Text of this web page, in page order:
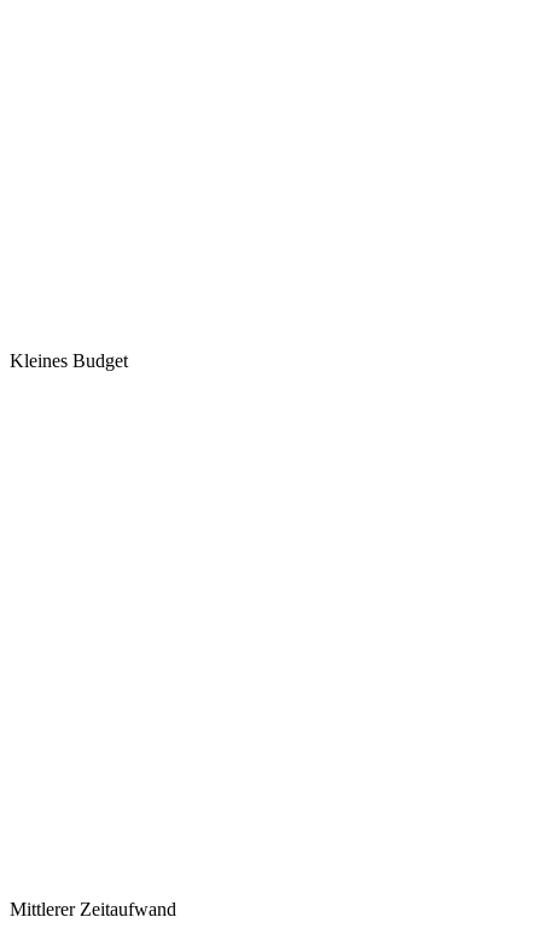
Kleines Budget
Mittlerer Zeitaufwand